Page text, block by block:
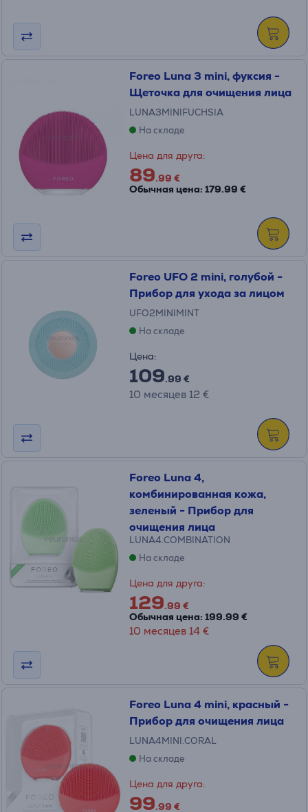
Foreo Luna 3 mini, фуксия -
Щеточка для очищения лица
LUNA3MINIFUCHSIA
На складе
Цена для друга:
89.99 €
Обычная цена: 179.99 €
Foreo UFO 2 mini, голубой -
Прибор для ухода за лицом
UFO2MINIMINT
На складе
Цена:
109.99 €
10 месяцев 12 €
Foreo Luna 4,
комбинированная кожа,
зеленый - Прибор для
очищения лица
LUNA4.COMBINATION
На складе
Цена для друга:
129.99 €
Обычная цена: 199.99 €
10 месяцев 14 €
Foreo Luna 4 mini, красный -
Прибор для очищения лица
LUNA4MINI.CORAL
На складе
Цена для друга:
99.99 €